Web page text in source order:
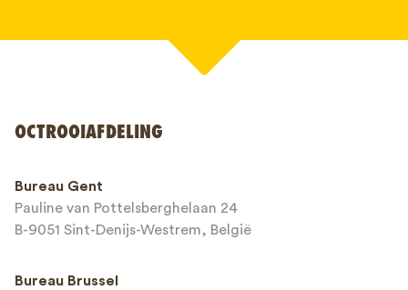
E-mailadres*
OCTROOIAFDELING
Bureau Gent
Pauline van Pottelsberghelaan 24
B-9051 Sint-Denijs-Westrem, België
Bureau Brussel